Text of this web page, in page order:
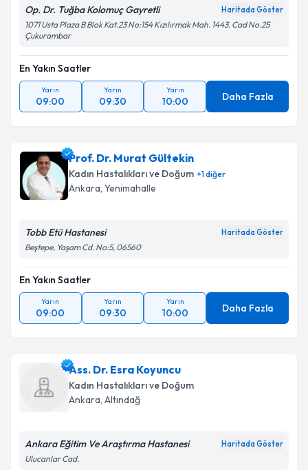
Op. Dr. Tuğba Kolomuç Gayretli Haritada Göster
1071 Usta Plaza B Blok Kat.23 No:154 Kızılırmak Mah. 1443. Cad No.25
Çukurambar
En Yakın Saatler
Yarın
09:00
Yarın
09:30
Yarın
10:00 Daha Fazla
Prof. Dr. Murat Gültekin
Kadın Hastalıkları ve Doğum +1diğer
Ankara, Yenimahalle
Tobb Etü Hastanesi Haritada Göster
Beştepe, Yaşam Cd. No:5, 06560
En Yakın Saatler
Yarın
09:00
Yarın
09:30
Yarın
10:00 Daha Fazla
Ass. Dr. Esra Koyuncu
Kadın Hastalıkları ve Doğum
Ankara, Altındağ
Ankara Eğitim Ve Araştırma Hastanesi Haritada Göster
Ulucanlar Cad.